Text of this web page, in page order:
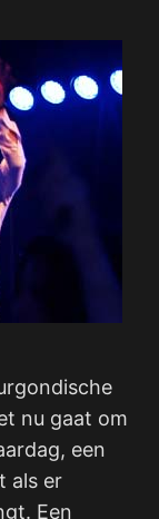
nu gaat om
een
als er
Een